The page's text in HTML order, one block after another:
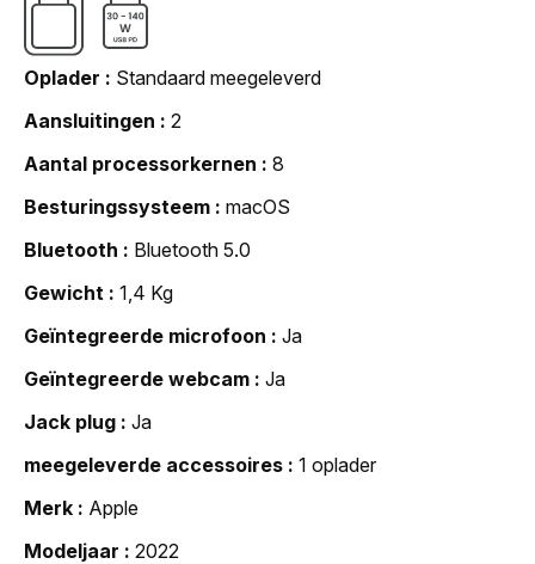
Oplader
Standaard meegeleverd
Aansluitingen
2
Aantal processorkernen
8
Besturingssysteem
macOS
Bluetooth
Bluetooth 5.0
Gewicht
1,4 Kg
Geïntegreerde microfoon
Ja
Geïntegreerde webcam
Ja
Jack plug
Ja
meegeleverde accessoires
1 oplader
Merk
Apple
Modeljaar
2022